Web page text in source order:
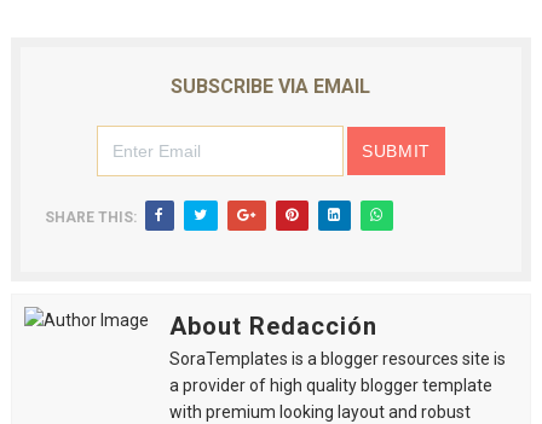
SUBSCRIBE VIA EMAIL
SHARE THIS:
About Redacción
SoraTemplates is a blogger resources site is
a provider of high quality blogger template
with premium looking layout and robust